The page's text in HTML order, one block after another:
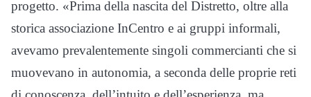
progetto. «Prima della nascita del Distretto, oltre alla
storica associazione InCentro e ai gruppi informali,
avevamo prevalentemente singoli commercianti che si
muovevano in autonomia, a seconda delle proprie reti